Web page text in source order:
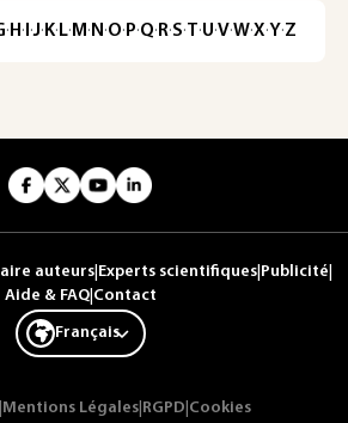
· H · ·J· K· L· M · N ·O· P·Q· R·S·T·U·V·W·X·Y·Z
auteurs Experts scientifiques Publicité
Aide & FAQ| Contact
Français
Mentions Légales RGPD Cookies